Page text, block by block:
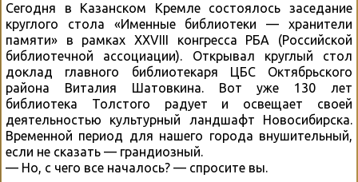
Сегодня в Казанском Кремле состоялось заседание
круглого стола «Именные библиотеки — хранители
памяти» в рамках XXVIII конгресса РБА (Российской
библиотечной ассоциации). Открывал круглый стол
доклад главного библиотекаря ЦБС Октябрьского
района Виталия Шатовкина. Вот уже 130 лет
библиотека Толстого радует и освещает своей
деятельностью культурный ландшафт Новосибирска.
Временной период для нашего города внушительный,
если не сказать — грандиозный.
— Но, с чего все началось? — спросите вы.